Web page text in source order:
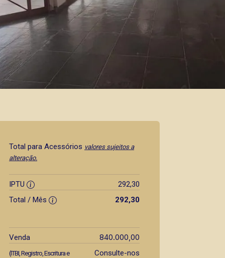
Total para Acessórios valores sujeitos a
alteração.
IPTU
292,30
Total / Mês
292,30
Venda 840.000,00
(ITBI, Registro, Escritura e
Consulte-nos